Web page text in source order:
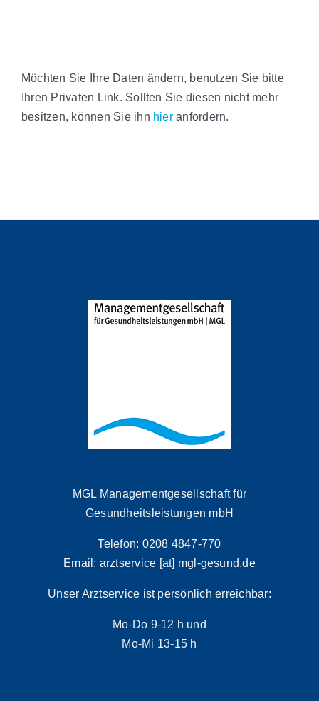
Möchten Sie Ihre Daten ändern, benutzen Sie bitte
Ihren Privaten Link. Sollten Sie diesen nicht mehr
besitzen, können Sie ihn hieranfordern.
MGL Managementgesellschaft für
Gesundheitsleistungen mbH
Telefon: 0208 4847-770
Email: arztservice [at] mgl-gesund.de
Unser Arztservice ist persönlich erreichbar:
Mo-Do 9-12 h und
Mo-Mi 13-15 h